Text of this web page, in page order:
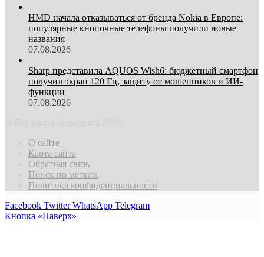
HMD начала отказываться от бренда Nokia в Европе:
популярные кнопочные телефоны получили новые
названия
07.08.2026
Sharp представила AQUOS Wish6: бюджетный смартфон
получил экран 120 Гц, защиту от мошенников и ИИ-
функции
07.08.2026
О сайте
Карта сайта
Обратная связь
Поиск по меткам
Политика конфиденциальности
Facebook Twitter WhatsApp Telegram
Кнопка «Наверх»